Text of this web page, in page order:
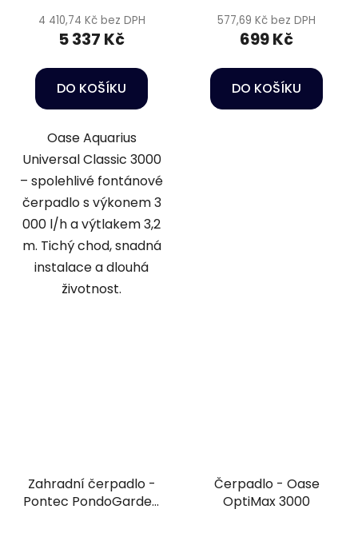
4 410,74 Kč bez DPH
5 337 Kč
DO KOŠÍKU
Oase Aquarius
Universal Classic 3000
– spolehlivé fontánové
čerpadlo s výkonem 3
000 l/h a výtlakem 3,2
m. Tichý chod, snadná
instalace a dlouhá
životnost.
577,69 Kč bez DPH
699 Kč
DO KOŠÍKU
Zahradní čerpadlo -
Pontec PondoGarden
Čerpadlo - Oase
OptiMax 3000